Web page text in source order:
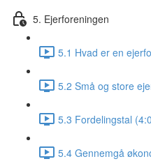
5. Ejerforeningen
5.1 Hvad er en
5.2 Små og store
5.3 Fordelingstal
5.4 Gennemgå